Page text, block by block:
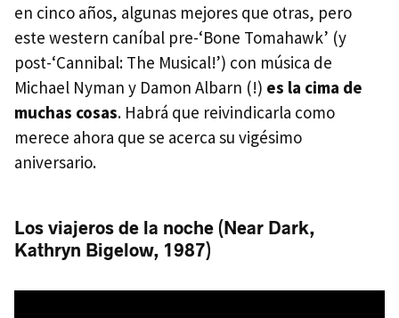
en cinco años, algunas mejores que otras, pero
este western caníbal pre-‘Bone Tomahawk’ (y
post-‘Cannibal: The Musical!’) con música de
Michael Nyman y Damon Albarn (!) es la cima de
muchas cosas. Habrá que reivindicarla como
merece ahora que se acerca su vigésimo
aniversario.
Los viajeros de la noche (Near Dark,
Kathryn Bigelow, 1987)